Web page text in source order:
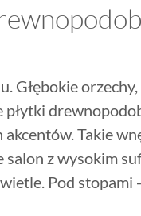
Głębokie
płytki
Takie
z wysokim
Pod stopami